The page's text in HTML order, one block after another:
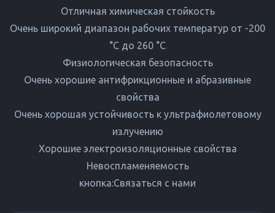
Отличная химическая стойкость
Очень широкий диапазон рабочих температур от -200
°C до 260 °C
Физиологическая безопасность
Очень хорошие антифрикционные и абразивные
свойства
Очень хорошая устойчивость к ультрафиолетовому
излучению
Хорошие электроизоляционные свойства
Невоспламеняемость
кнопка:Связаться с нами